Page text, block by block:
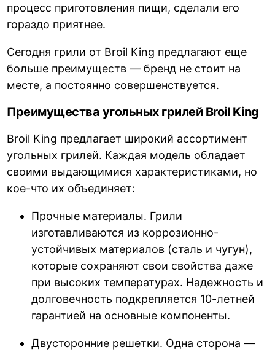
процесс приготовления пищи, сделали его
гораздо приятнее.
Сегодня грили от Broil King предлагают еще
больше преимуществ — бренд не стоит на
месте, а постоянно совершенствуется.
Преимущества угольных грилей Broil King
Broil King предлагает широкий ассортимент
угольных грилей. Каждая модель обладает
своими выдающимися характеристиками, но
кое-что их объединяет:
Прочные материалы. Грили
изготавливаются из коррозионно-
устойчивых материалов (сталь и чугун),
которые сохраняют свои свойства даже
при высоких температурах. Надежность и
долговечность подкрепляется 10-летней
гарантией на основные компоненты.
Двусторонние решетки. Одна сторона —